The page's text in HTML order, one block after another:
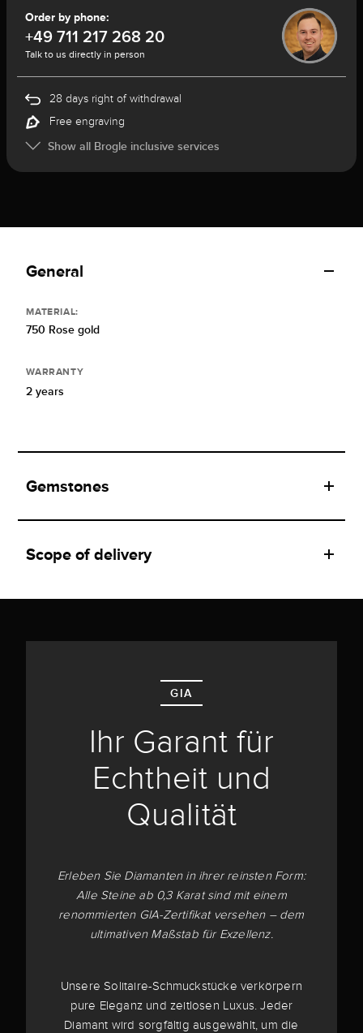
Order by phone:
+49 711 217 268 20
Talk to us directly in person
28 days right of withdrawal
Free engraving
Show all Brogle inclusive services
General
MATERIAL:
750 Rose gold
WARRANTY
2 years
Gemstones
Scope of delivery
GIA
Ihr Garant für
Echtheit und
Qualität
Erleben Sie Diamanten in ihrer reinsten Form:
Alle Steine ab 0,3 Karat sind mit einem
renommierten GIA-Zertifikat versehen – dem
ultimativen Maßstab für Exzellenz.
Unsere Solitaire-Schmuckstücke verkörpern
pure Eleganz und zeitlosen Luxus. Jeder
Diamant wird sorgfältig ausgewählt, um die